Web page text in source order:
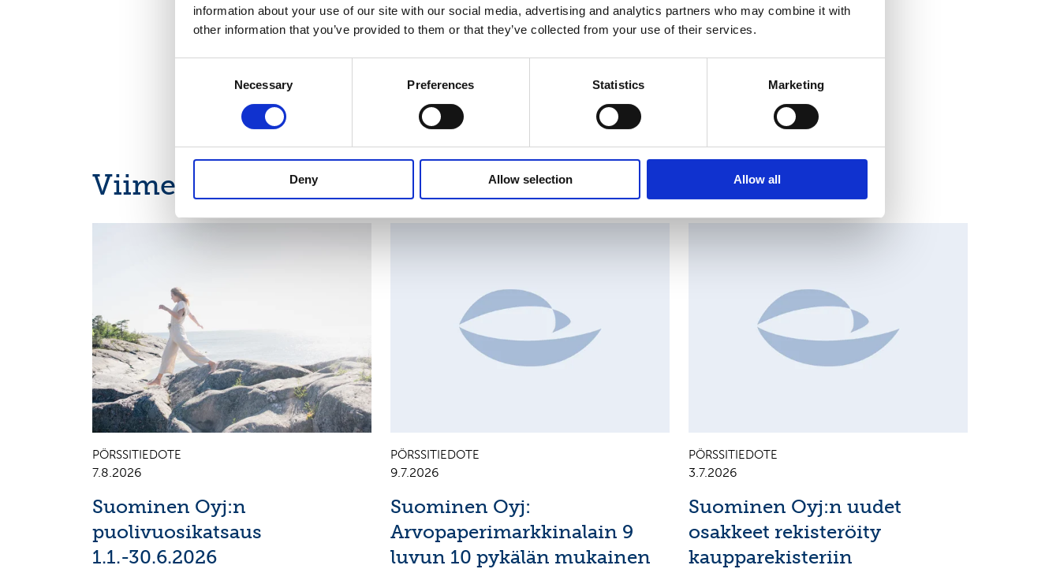
information about your use of our site with our social media, advertising and analytics partners who may combine it with
other information that you’ve provided to them or that they’ve collected from your use of their services.
Necessary Preferences Statistics Marketing
Deny Allow selection Allow all
Viimeisimmät uutiset
PÖRSSITIEDOTE
7.8.2026
Suominen Oyj:n
puolivuosikatsaus
1.1.-30.6.2026
PÖRSSITIEDOTE
9.7.2026
Suominen Oyj:
Arvopaperimarkkinalain 9
luvun 10 pykälän mukainen
PÖRSSITIEDOTE
3.7.2026
Suominen Oyj:n uudet
osakkeet rekisteröity
kaupparekisteriin